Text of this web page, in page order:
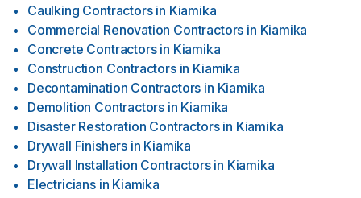
Caulking Contractors in Kiamika
Commercial Renovation Contractors in Kiamika
Concrete Contractors in Kiamika
Construction Contractors in Kiamika
Decontamination Contractors in Kiamika
Demolition Contractors in Kiamika
Disaster Restoration Contractors in Kiamika
Drywall Finishers in Kiamika
Drywall Installation Contractors in Kiamika
Electricians in Kiamika